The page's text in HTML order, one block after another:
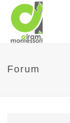
Forum